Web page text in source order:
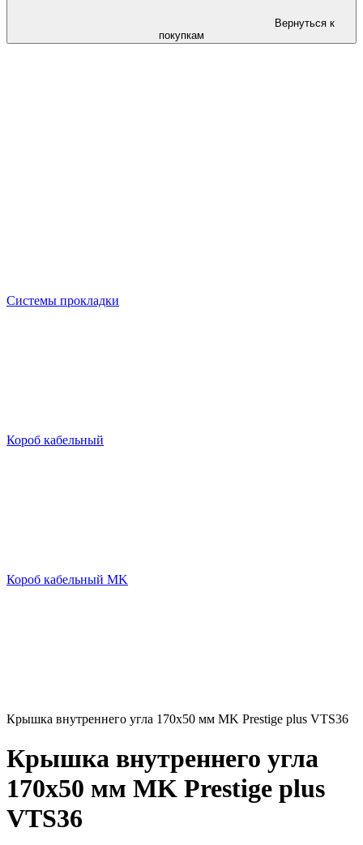
Вернуться к
покупкам
Системы прокладки
Короб кабельный
Короб кабельный MK
Крышка внутреннего угла 170x50 мм MK Prestige plus VTS36
Крышка внутреннего угла
170x50 мм MK Prestige plus
VTS36